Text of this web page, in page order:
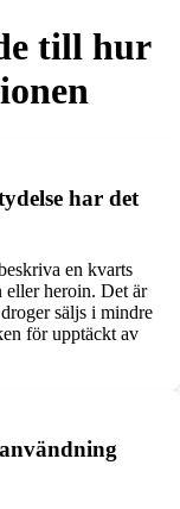
till hur
har det
en kvarts
heroin. Det är
säljs i mindre
för upptäckt av